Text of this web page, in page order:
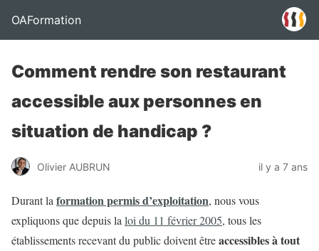
OAFormation
Comment rendre son restaurant
accessible aux personnes en
situation de handicap ?
Olivier AUBRUN il y a 7 ans
Durant la formation permis d’exploitation, nous vous
expliquons que depuis la loi du 11 février 2005, tous les
établissements recevant du public doivent êtreaccessibles à tout